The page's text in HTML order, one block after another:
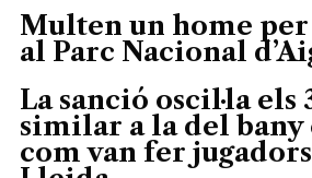
Multen un home
al Parc Nacional
La sanció oscil·la els
similar a la del bany
com van fer